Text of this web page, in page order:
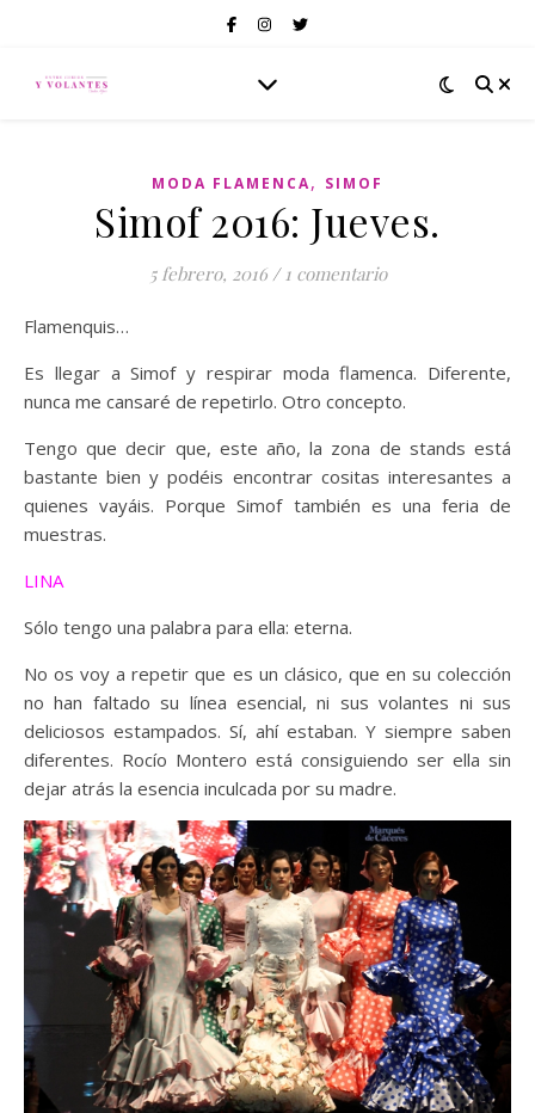
MODA FLAMENCA, SIMOF
Simof 2016: Jueves.
5 febrero, 2016 / 1 comentario
Flamenquis…
Es llegar a Simof y respirar moda flamenca. Diferente,
nunca me cansaré de repetirlo. Otro concepto.
Tengo que decir que, este año, la zona de stands está
bastante bien y podéis encontrar cositas interesantes a
quienes vayáis. Porque Simof también es una feria de
muestras.
LINA
Sólo tengo una palabra para ella: eterna.
No os voy a repetir que es un clásico, que en su colección
no han faltado su línea esencial, ni sus volantes ni sus
deliciosos estampados. Sí, ahí estaban. Y siempre saben
diferentes. Rocío Montero está consiguiendo ser ella sin
dejar atrás la esencia inculcada por su madre.